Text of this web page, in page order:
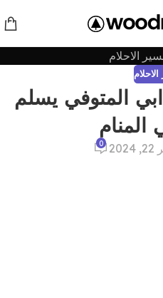
الاحلام
المتوفي يسلم
0